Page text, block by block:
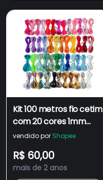
Kit 100 metros fio cetim
com 20 cores 1mm
Cordão Seda Ou Rabo
vendido por Shopee
R$ 60,00
mais de 2 anos